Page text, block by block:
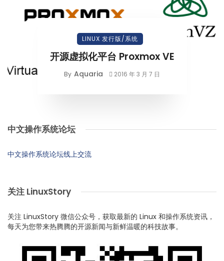
LINUX 发行版/系统
开源虚拟化平台 Proxmox VE
By Aquaria 2016 年 3 月 7 日
中文操作系统论坛
中文操作系统论坛线上交流
关注 LinuxStory
关注 LinuxStory 微信公众号，获取最新的 Linux 和操作系统资讯，
每天为您带来热腾腾的开源新闻与新鲜温暖的科技故事。